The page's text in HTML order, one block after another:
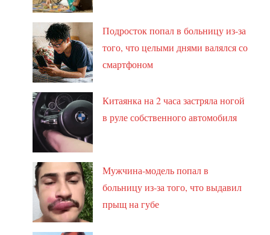
Подросток попал в больницу из-за
того, что целыми днями валялся со
смартфоном
Китаянка на 2 часа застряла ногой
в руле собственного автомобиля
Мужчина-модель попал в
больницу из-за того, что выдавил
прыщ на губе